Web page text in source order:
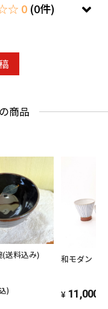
0 (0件)
商品
送料込み)
)
和モダン
11,000